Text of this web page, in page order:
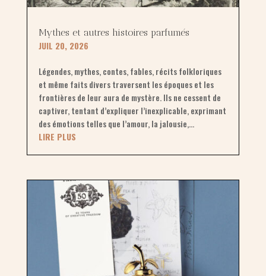
Mythes et autres histoires parfumés
JUIL 20, 2026
Légendes, mythes, contes, fables, récits folkloriques
et même faits divers traversent les époques et les
frontières de leur aura de mystère. Ils ne cessent de
captiver, tentant d’expliquer l’inexplicable, exprimant
des émotions telles que l’amour, la jalousie,...
LIRE PLUS